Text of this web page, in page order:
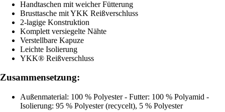
Handtaschen mit weicher Fütterung
Brusttasche mit YKK Reißverschluss
2-lagige Konstruktion
Komplett versiegelte Nähte
Verstellbare Kapuze
Leichte Isolierung
YKK® Reißverschluss
Zusammensetzung:
Außenmaterial: 100 % Polyester - Futter: 100 % Polyamid -
Isolierung: 95 % Polyester (recycelt), 5 % Polyester